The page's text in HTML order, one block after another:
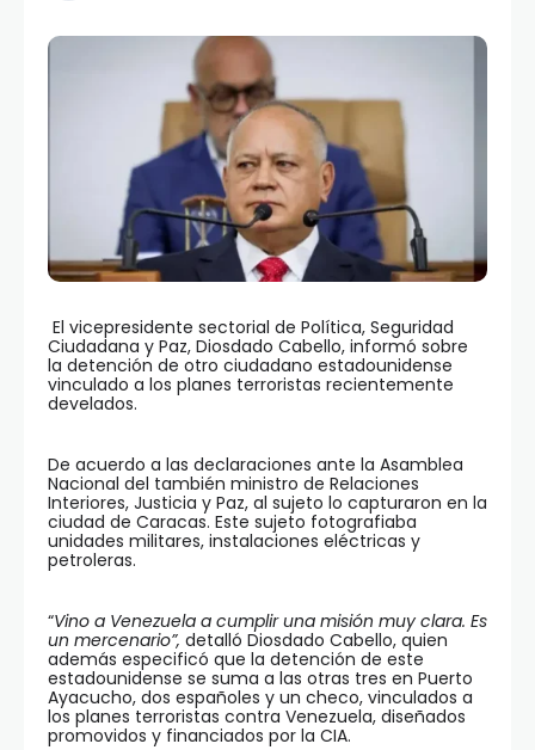
El vicepresidente sectorial de Política, Seguridad
Ciudadana y Paz, Diosdado Cabello, informó sobre
la detención de otro ciudadano estadounidense
vinculado a los planes terroristas recientemente
develados.
De acuerdo a las declaraciones ante la Asamblea
Nacional del también ministro de Relaciones
Interiores, Justicia y Paz, al sujeto lo capturaron en la
ciudad de Caracas. Este sujeto fotografiaba
unidades militares, instalaciones eléctricas y
petroleras.
“Vino a Venezuela a cumplir una misión muy clara. Es
un mercenario”, detalló Diosdado Cabello, quien
además especificó que la detención de este
estadounidense se suma a las otras tres en Puerto
Ayacucho, dos españoles y un checo, vinculados a
los planes terroristas contra Venezuela, diseñados
promovidos y financiados por la CIA.